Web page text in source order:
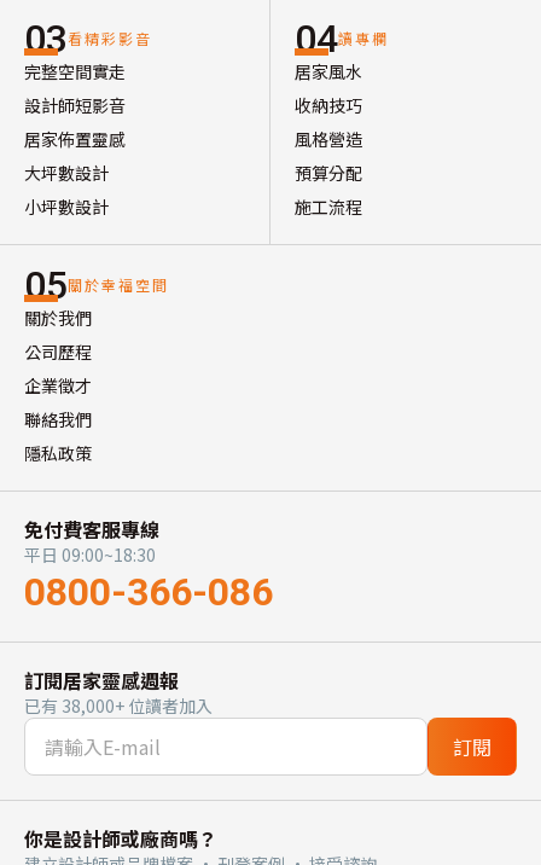
03看精彩影音
完整空間實走
設計師短影音
居家佈置靈感
大坪數設計
小坪數設計
04讀專欄
居家風水
收納技巧
風格營造
預算分配
施工流程
05關於幸福空間
關於我們
公司歷程
企業徵才
聯絡我們
隱私政策
免付費客服專線
平日 09:00~18:30
0800-366-086
訂閱居家靈感週報
已有 38,000+ 位讀者加入
訂閱
你是設計師或廠商嗎？